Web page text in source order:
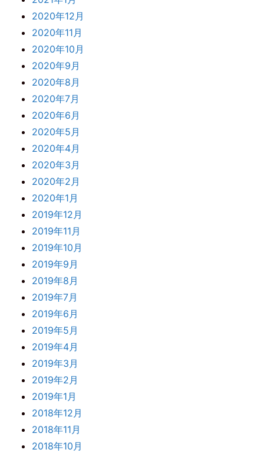
2020年12月
2020年11月
2020年10月
2020年9月
2020年8月
2020年7月
2020年6月
2020年5月
2020年4月
2020年3月
2020年2月
2020年1月
2019年12月
2019年11月
2019年10月
2019年9月
2019年8月
2019年7月
2019年6月
2019年5月
2019年4月
2019年3月
2019年2月
2019年1月
2018年12月
2018年11月
2018年10月